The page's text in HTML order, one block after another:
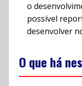
o
possível
desenvolver
O que há